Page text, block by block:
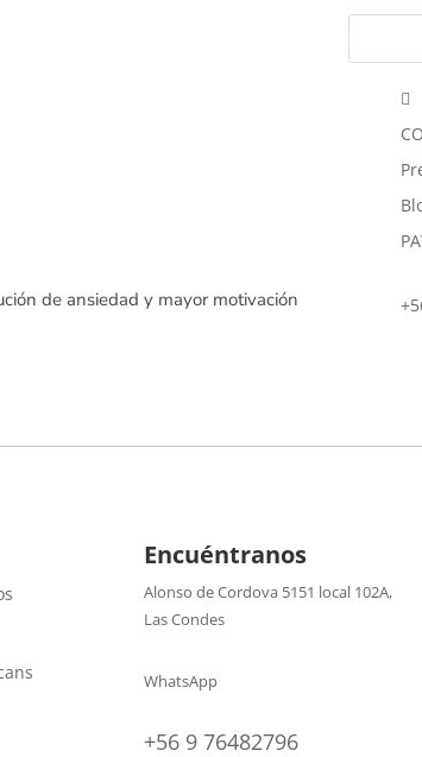
de ansiedad y mayor motivación

Encuéntranos
Alonso de Cordova 5151 local 102A,
Las Condes
WhatsApp
+56 9 76482796